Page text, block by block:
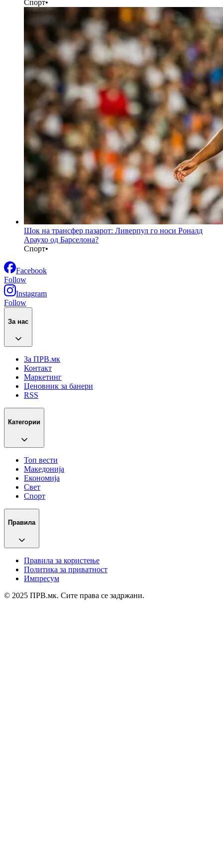
Спорт•
Шок на трансфер пазарот: Ливерпул го носи Роналд
Араухо од Барселона?
Спорт•
Facebook
Follow
Instagram
Follow
За нас
За ПРВ.мк
Контакт
Маркетинг
Ценовник за банери
RSS
Категории
Топ вести
Македонија
Економија
Свет
Спорт
Правила
Правила за користење
Политика за приватност
Импресум
© 2025 ПРВ.мк. Сите права се задржани.